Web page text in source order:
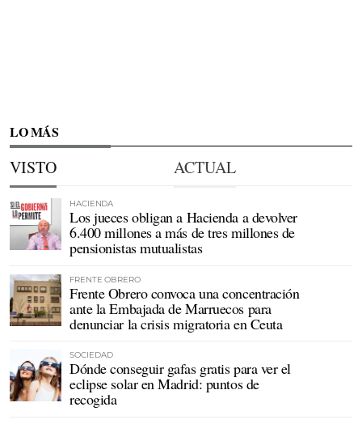
LO MÁS
VISTO ACTUAL
HACIENDA
Los jueces obligan a Hacienda a devolver
6.400 millones a más de tres millones de
pensionistas mutualistas
FRENTE OBRERO
Frente Obrero convoca una concentración
ante la Embajada de Marruecos para
denunciar la crisis migratoria en Ceuta
SOCIEDAD
Dónde conseguir gafas gratis para ver el
eclipse solar en Madrid: puntos de
recogida